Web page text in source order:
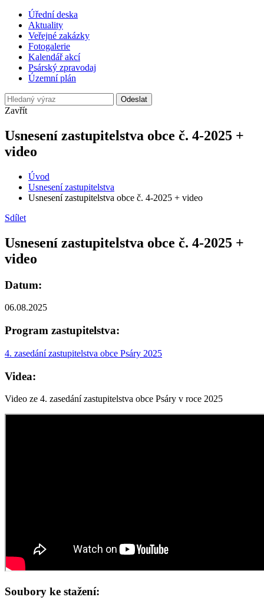
Úřední deska
Aktuality
Veřejné zakázky
Fotogalerie
Kalendář akcí
Psárský zpravodaj
Územní plán
Odeslat
Zavřít
Usnesení zastupitelstva obce č. 4-2025 +
video
Úvod
Usnesení zastupitelstva
Usnesení zastupitelstva obce č. 4-2025 + video
Sdílet
Usnesení zastupitelstva obce č. 4-2025 +
video
Datum:
06.08.2025
Program zastupitelstva:
4. zasedání zastupitelstva obce Psáry 2025
Videa:
Video ze 4. zasedání zastupitelstva obce Psáry v roce 2025
Soubory ke stažení: